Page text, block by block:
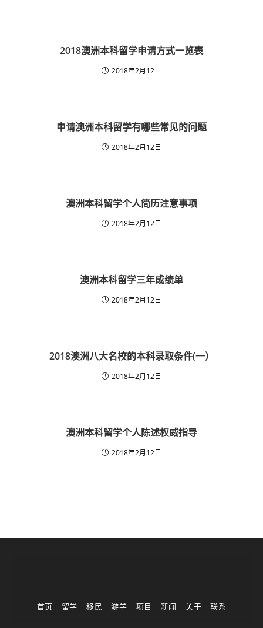
2018澳洲本科留学申请方式一览表
2018年2月12日
申请澳洲本科留学有哪些常见的问题
2018年2月12日
澳洲本科留学​个人简历注意事项
2018年2月12日
澳洲本科留学三年成绩单
2018年2月12日
2018澳洲八大名校的本科录取条件(一）
2018年2月12日
澳洲本科留学个人陈述权威指导
2018年2月12日
首页 留学 移民 游学 项目 新闻 关于 联系